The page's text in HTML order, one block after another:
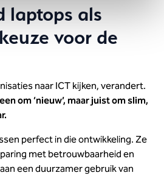
laptops als
voor de
naar ICT kijken, verandert.
om ‘nieuw’, maar juist om slim,
perfect in die ontwikkeling. Ze
met betrouwbaarheid en
een duurzamer gebruik van